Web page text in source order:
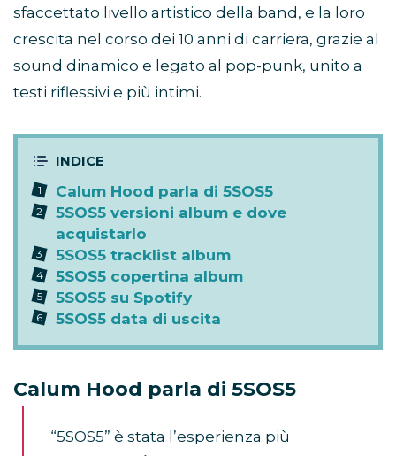
sfaccettato livello artistico della band, e la loro
crescita nel corso dei 10 anni di carriera, grazie al
sound dinamico e legato al pop-punk, unito a
testi riflessivi e più intimi.
Calum Hood parla di 5SOS5
5SOS5 versioni album e dove
acquistarlo
5SOS5 tracklist album
5SOS5 copertina album
5SOS5 su Spotify
5SOS5 data di uscita
Calum Hood parla di 5SOS5
“5SOS5” è stata l’esperienza più